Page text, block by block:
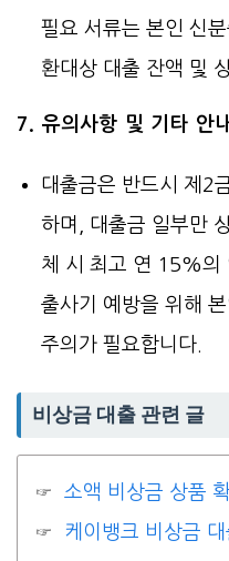
필요 서류는 본인 신
환대상 대출 잔액 및
7. 유의사항 및 기타 안
대출금은 반드시 제2
하며, 대출금 일부만
체 시 최고 연 15%의
출사기 예방을 위해
주의가 필요합니다.
비상금 대출 관련 글
소액 비상금 상품
케이뱅크 비상금 대